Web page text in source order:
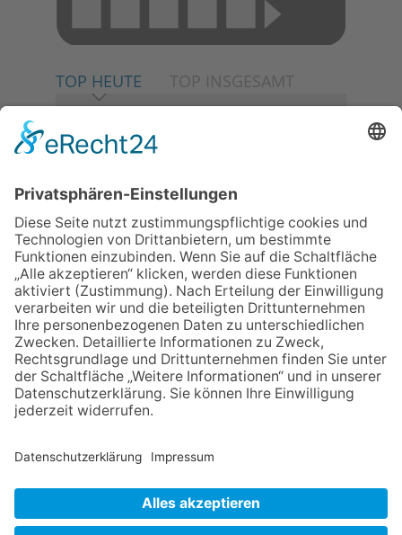
TOP HEUTE TOP INSGESAMT
30.07.2026
Ganz Niederhöchstadt wird zur
Festmeile
06.08.2026
Baustellenführung führt auch in
die Zukunft der Stadt
Königstein
06.08.2026
Klinikforum zum Thema
Karpaltunnelsyndrom
06.08.2026
Gewinnspiel zum Start ins
Schuljahr
NACH OBEN